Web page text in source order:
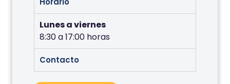
Lunes a viernes
8:30 a 17:00 horas
Contacto